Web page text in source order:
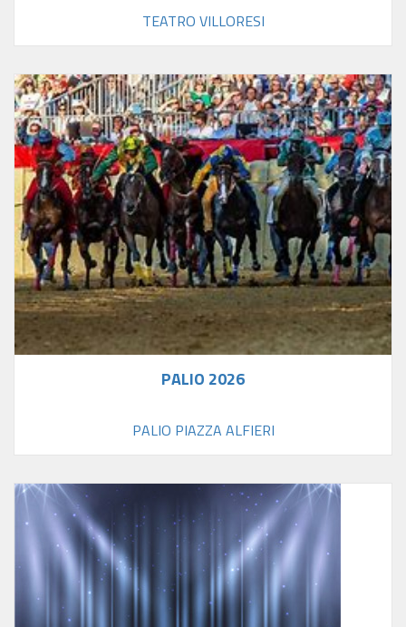
TEATRO VILLORESI
PALIO 2026
PALIO PIAZZA ALFIERI